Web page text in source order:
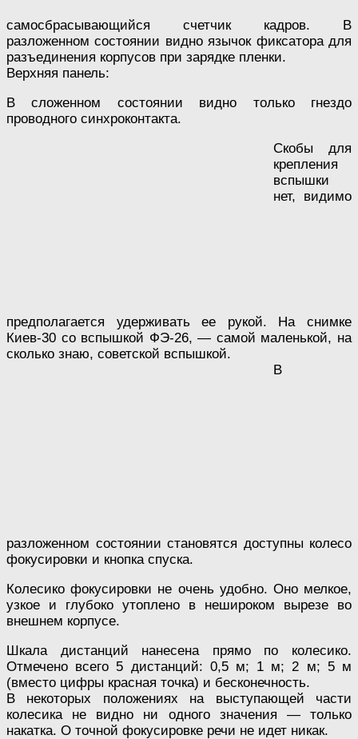
самосбрасывающийся счетчик кадров. В
разложенном состоянии видно язычок фиксатора для
разъединения корпусов при зарядке пленки.
Верхняя панель:
В сложенном состоянии видно только гнездо
проводного синхроконтакта.
Скобы для
крепления
вспышки
нет, видимо
предполагается удерживать ее рукой. На снимке
Киев-30 со вспышкой ФЭ-26, — самой маленькой, на
сколько знаю, советской вспышкой.
В
разложенном состоянии становятся доступны колесо
фокусировки и кнопка спуска.
Колесико фокусировки не очень удобно. Оно мелкое,
узкое и глубоко утоплено в нешироком вырезе во
внешнем корпусе.
Шкала дистанций нанесена прямо по колесико.
Отмечено всего 5 дистанций: 0,5 м; 1 м; 2 м; 5 м
(вместо цифры красная точка) и бесконечность.
В некоторых положениях на выступающей части
колесика не видно ни одного значения — только
накатка. О точной фокусировке речи не идет никак.